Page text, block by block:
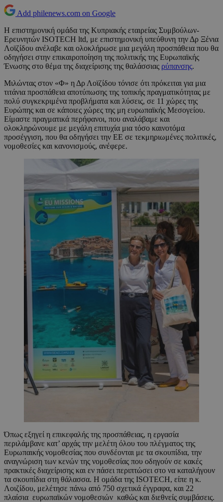
Add philenews.com on Google
Η επιστημονική ομάδα της Κυπριακής εταιρείας Συμβούλων-
Ερευνητών ISOTECH ltd, με επιστημονική υπεύθυνη την Δρ Ξένια
Λοϊζίδου ανέλαβε και ολοκλήρωσε μια μεγάλη προσπάθεια που θα
οδηγήσει στην επικαιροποίηση της πολιτικής της Ευρωπαϊκής
Ένωσης στο θέμα της διαχείρισης της θαλάσσιας ρύπανσης.
Μιλώντας στον «Φ» η Δρ Λοϊζίδου τόνισε ότι πρόκειται για μια
τιτάνια προσπάθεια αποτύπωσης της τοπικής πραγματικότητας με
πολύ συγκεκριμένα προβλήματα και λύσεις, σε 11 χώρες της
Ευρώπης και σε κάποιες χώρες της μη ευρωπαϊκής Μεσογείου.
Είμαστε πραγματικά περήφανοι, που αναλάβαμε και
ολοκληρώνουμε με μεγάλη επιτυχία μια τόσο καινοτόμα
προσέγγιση, που θα οδηγήσει την ΕΕ σε τεκμηριωμένες πολιτικές,
νομοθεσίες και κανονισμούς, ανέφερε.
Όπως εξηγεί η επικεφαλής της προσπάθειας, η εργασία
περιλάμβανε κατ’ αρχάς την μελέτη όλου του πλέγματος της
Ευρωπαικής νομοθεσίας που συνδέονται με τα σκουπίδια, την
αναγνώριση των κενών της νομοθεσίας που οδηγούν σε κακές
πρακτικές διαχείρισης και εν πάσει περιπτώσει στο να καταλήγουν
τα σκουπίδια στη θάλασσα. Η ομάδα της ISOTECH, είπε η κ.
Λοιζίδου, μελέτησε πάνω από 750 σχετικά έγγραφα, και 22
πλαίσια ευρωπαϊκών νομοθεσιών καθώς και διεθνείς συμβάσεις.